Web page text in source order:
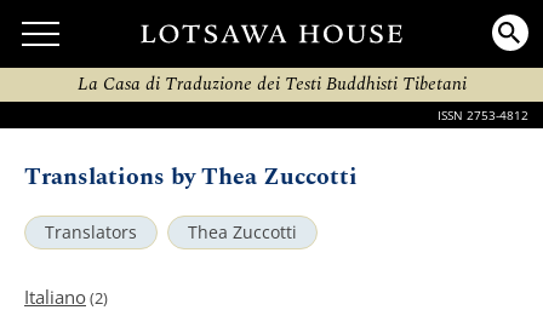
La Casa di Traduzione dei Testi Buddhisti Tibetani
ISSN 2753-4812
Translations by Thea Zuccotti
Translators Thea Zuccotti
Italiano(2)